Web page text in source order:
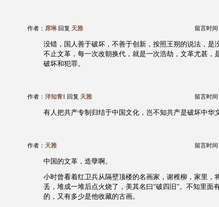
作者： 席琳 回复 天雅 留言时间
没错，国人善于破坏，不善于创新，按照王朔的说法，是
不止文革，每一次改朝换代，就是一次浩劫，文革尤甚，
破坏和犯罪。
作者： 洋知青1 回复 天雅 留言时间
有人把共产专制归结于中国文化，岂不知共产是破坏中华
作者： 天雅 留言时间
中国的文革，造孽啊。
小时曾看着红卫兵从隔壁顶楼的名画家，谢稚柳，家里，
丢，堆成一堆后点火烧了，美其名曰“破四旧”。不知里面
的，又有多少是他收藏的古画。